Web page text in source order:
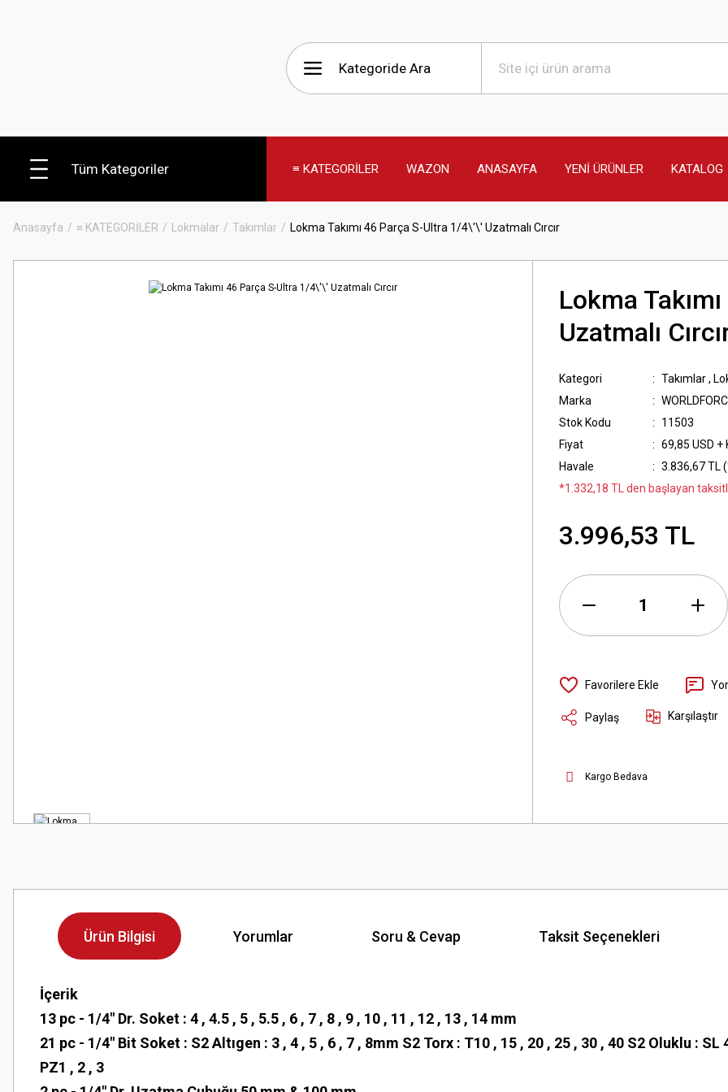
Tüm Kategoriler ≡ KATEGORİLER WAZON ANASAYFA YENİ ÜRÜNLER KATALOG
Anasayfa ≡ KATEGORİLER Lokmalar Takımlar Lokma Takımı 46 Parça S-Ultra 1/4\'\' Uzatmalı Cırcır
Lokma
Uzatmalı
Kategori Takımlar,
Marka
Stok Kodu
11503
Fiyat
69,85 USD +
Havale
3.836,67 TL
*1.332,18 TL den başlayan
3.996,53 TL
Paylaş Karşılaştır
Kargo Bedava
Ürün Bilgisi Yorumlar Soru & Cevap Taksit Seçenekleri
İçerik
13 pc - 1/4" Dr. Soket : 4 , 4.5 , 5 , 5.5 , 6 , 7 , 8 , 9 , 10 , 11 , 12 , 13 , 14 mm
21 pc - 1/4" Bit Soket : S2 Altıgen : 3 , 4 , 5 , 6 , 7 , 8mm S2 Torx : T10 , 15 , 20 , 25 , 30 , 40 S2 Oluklu :
PZ1 , 2 , 3